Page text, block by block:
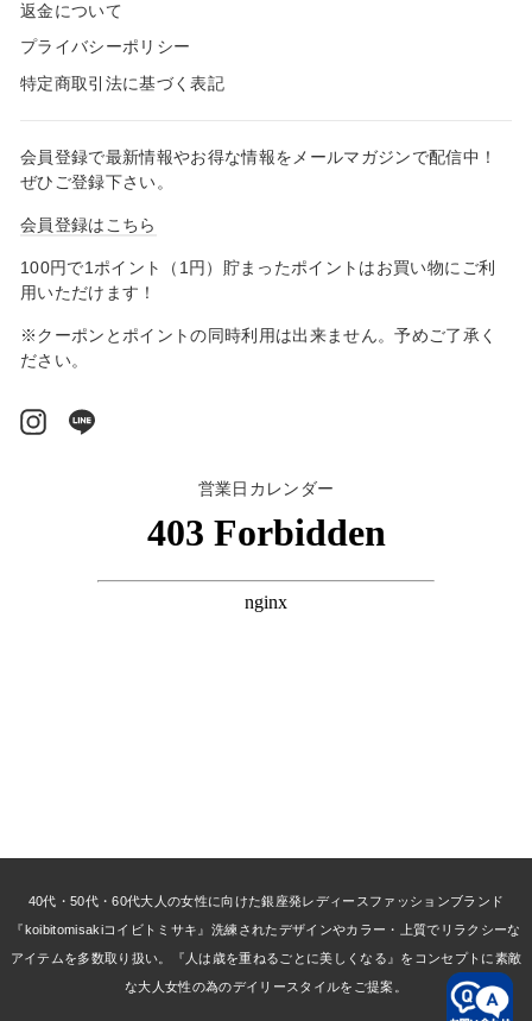
返金について
プライバシーポリシー
特定商取引法に基づく表記
会員登録で最新情報やお得な情報をメールマガジンで配信中！
ぜひご登録下さい。
会員登録はこちら
100円で1ポイント（1円）貯まったポイントはお買い物にご利
用いただけます！
※クーポンとポイントの同時利用は出来ません。予めご了承く
ださい。
Instagram
営業日カレンダー
40代・50代・60代大人の女性に向けた銀座発レディースファッションブランド
『koibitomisakiコイビトミサキ』洗練されたデザインやカラー・上質でリラクシーな
アイテムを多数取り扱い。『人は歳を重ねるごとに美しくなる』をコンセプトに素敵
な大人女性の為のデイリースタイルをご提案。